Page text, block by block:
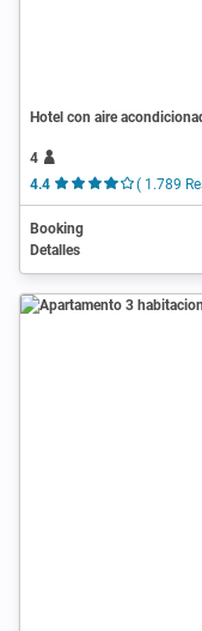
Hotel con aire
4
4.4
( 1.789
Booking
Detalles